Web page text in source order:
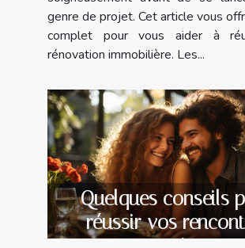
genre de projet. Cet article vous
complet pour vous aider à
rénovation immobilière. Les...
Quelques conseils
réussir vos